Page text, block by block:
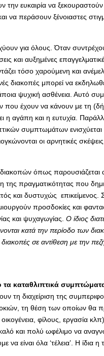
ευκαιρία να
περάσουν ξένοιαστες
για όλους. Όταν
και αυξημένες
τόσο χαρούμενη και
διακοπές μπορεί να
ψυχική ασθένεια. Αυτό
που έχουν να κάνουν με τη
η αγάπη και η ευτυχία.
συμπτωμάτων
οι αρνητικές
όπως
της πραγματικότητας που
και δυστυχώς
προσδοκίες και
και ψυχαγωγίας. Ο ίδιος
κατά την περίοδο των
διακοπές σε αντίθεση με την
καταθλιπτικά
τη διαχείριση της
τη θέση των οποίων θα
φίλους, εργασία
και πολύ ωφέλιμο να
είναι όλα ‘τέλεια’. Η ίδια η